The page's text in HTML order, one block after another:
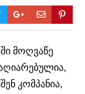
მოღვაწე
კომპანია,